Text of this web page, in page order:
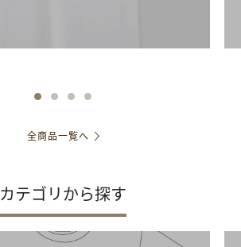
全商品一覧へ
カテゴリから探す